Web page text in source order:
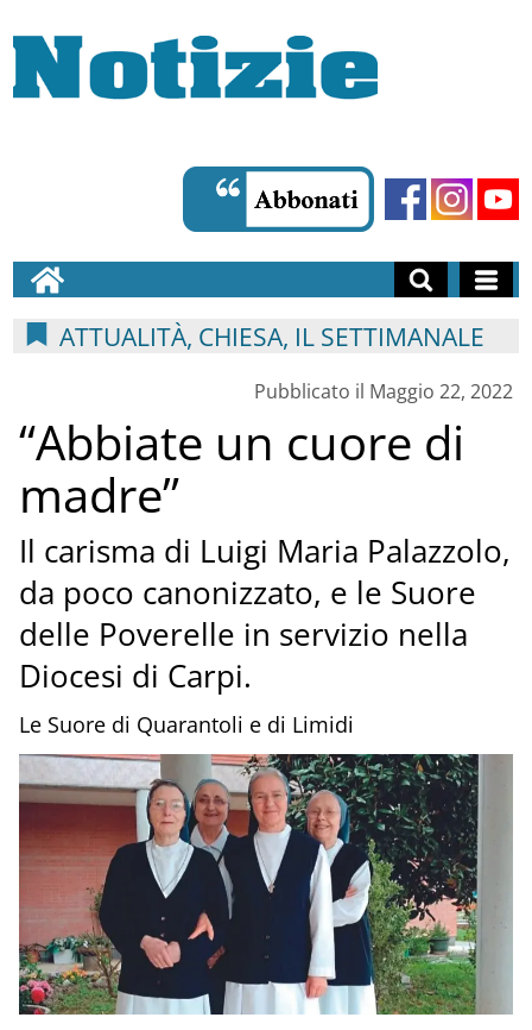
ATTUALITÀ, CHIESA, IL SETTIMANALE
Pubblicato il Maggio 22, 2022
“Abbiate un cuore di
madre”
Il carisma di Luigi Maria Palazzolo,
da poco canonizzato, e le Suore
delle Poverelle in servizio nella
Diocesi di Carpi.
Le Suore di Quarantoli e di Limidi